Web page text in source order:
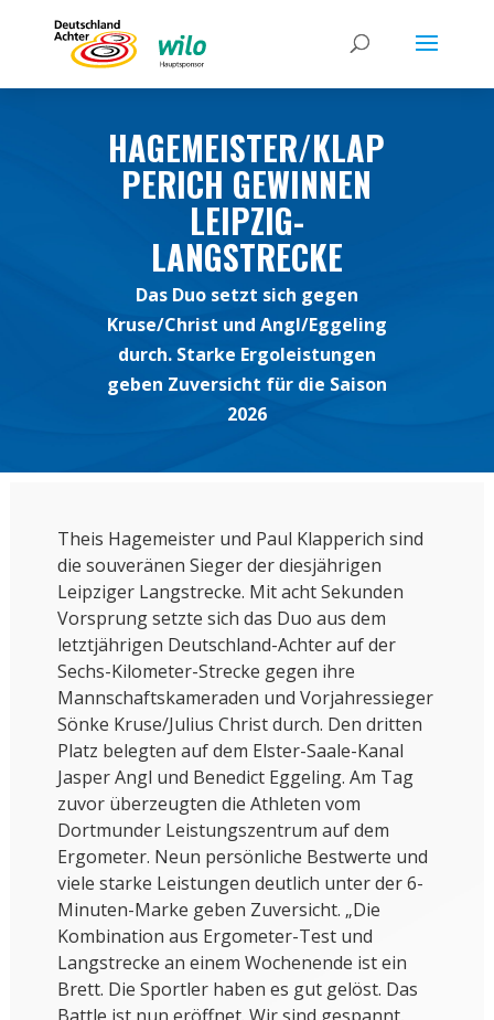
HAGEMEISTER/KLAP
PERICH GEWINNEN
LEIPZIG-
LANGSTRECKE
Das Duo setzt sich gegen
Kruse/Christ und Angl/Eggeling
durch. Starke Ergoleistungen
geben Zuversicht für die Saison
2026
Theis Hagemeister und Paul Klapperich sind
die souveränen Sieger der diesjährigen
Leipziger Langstrecke. Mit acht Sekunden
Vorsprung setzte sich das Duo aus dem
letztjährigen Deutschland-Achter auf der
Sechs-Kilometer-Strecke gegen ihre
Mannschaftskameraden und Vorjahressieger
Sönke Kruse/Julius Christ durch. Den dritten
Platz belegten auf dem Elster-Saale-Kanal
Jasper Angl und Benedict Eggeling. Am Tag
zuvor überzeugten die Athleten vom
Dortmunder Leistungszentrum auf dem
Ergometer. Neun persönliche Bestwerte und
viele starke Leistungen deutlich unter der 6-
Minuten-Marke geben Zuversicht. „Die
Kombination aus Ergometer-Test und
Langstrecke an einem Wochenende ist ein
Brett. Die Sportler haben es gut gelöst. Das